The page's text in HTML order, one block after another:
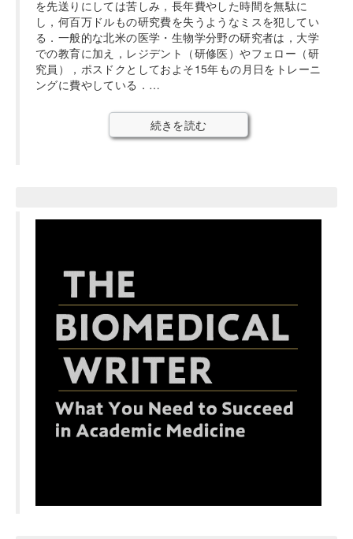
を先送りにしては苦しみ，長年費やした時間を無駄に
し，何百万ドルもの研究費を失うようなミスを犯してい
る．一般的な北米の医学・生物学分野の研究者は，大学
での教育に加え，レジデント（研修医）やフェロー（研
究員），ポスドクとしておよそ15年もの月日をトレーニ
ングに費やしている．…
続きを読む